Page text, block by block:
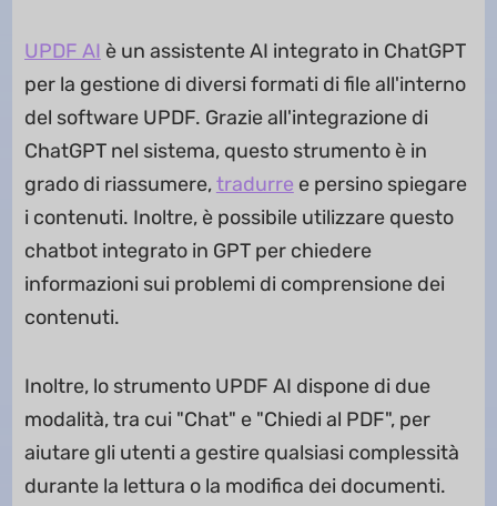
UPDF AI è un assistente AI integrato in ChatGPT
per la gestione di diversi formati di file all'interno
del software UPDF. Grazie all'integrazione di
ChatGPT nel sistema, questo strumento è in
grado di riassumere,tradurre e persino spiegare
i contenuti. Inoltre, è possibile utilizzare questo
chatbot integrato in GPT per chiedere
informazioni sui problemi di comprensione dei
contenuti.
Inoltre, lo strumento UPDF AI dispone di due
modalità, tra cui "Chat" e "Chiedi al PDF", per
aiutare gli utenti a gestire qualsiasi complessità
durante la lettura o la modifica dei documenti.